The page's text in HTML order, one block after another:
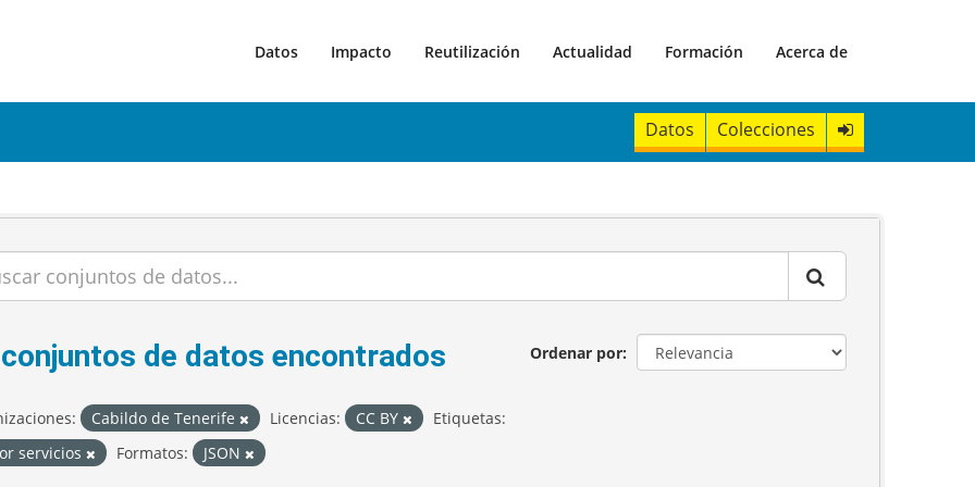
Datos Impacto Reutilización Actualidad Formación Acerca de
Datos Colecciones
Ordenar por
de datos encontrados
Cabildo de Tenerife Licencias: CC BY
Etiquetas:
servicios
Formatos: JSON